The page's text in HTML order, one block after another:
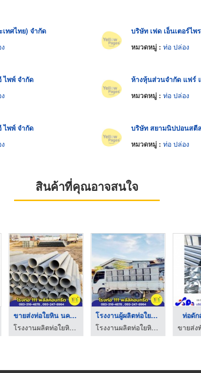
ทศไทย) จำกัด
บริษัท เฟด เอ็นเตอร์ไพ
หมวดหมู่ : ท่อ ปล่อง
ไพพ์ จำกัด
ห้างหุ้นส่วนจำกัด แฟร์
หมวดหมู่ : ท่อ ปล่อง
ไพพ์ จำกัด
บริษัท สยามนิปปอนสตี
หมวดหมู่ : ท่อ ปล่อง
สินค้าที่คุณอาจสนใจ
ขายส่งท่อใยหิน นครปฐ ...
โรงงานผลิตท่อใยหิน นครปฐม - โรงท่อ 111พลัสคอนกรีต
โรงงานผู้ผลิตท่อใยหิ ...
โรงงานผลิตท่อใยหิน นครปฐม - โรงท่อ 111พลัสคอนกรีต
ท่อดั